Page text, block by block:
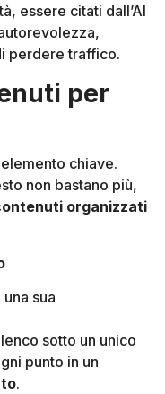
essere citati dall’AI
perdere traffico.
per
chiave.
non bastano più,
organizzati
sua
sotto un unico
punto in un
.